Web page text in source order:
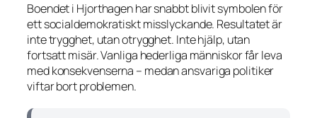
Boendet i Hjorthagen har snabbt blivit symbolen för
ett socialdemokratiskt misslyckande. Resultatet är
inte trygghet, utan otrygghet. Inte hjälp, utan
fortsatt misär. Vanliga hederliga människor får leva
med konsekvenserna – medan ansvariga politiker
viftar bort problemen.